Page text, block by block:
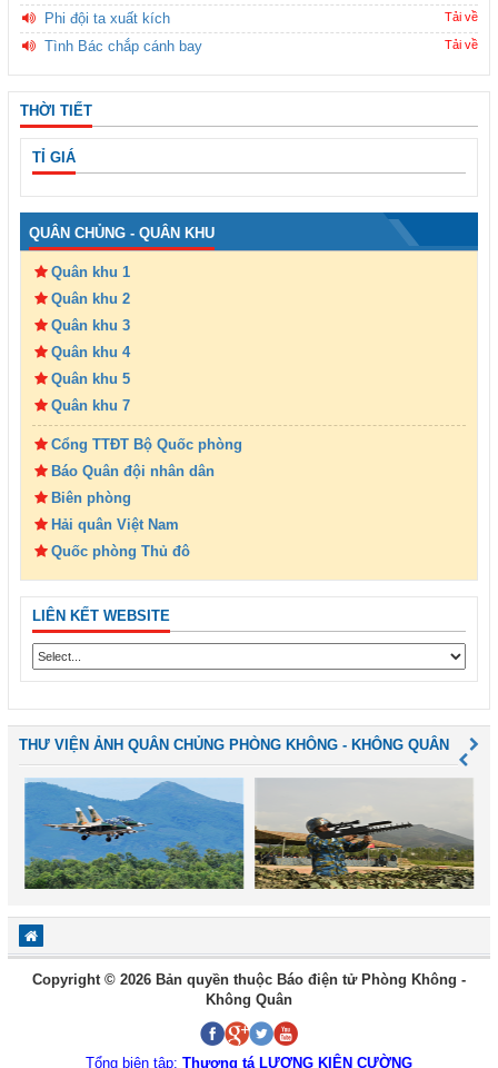
Phi đội ta xuất kích Tải về
Tình Bác chắp cánh bay Tải về
THỜI TIẾT
TỈ GIÁ
QUÂN CHỦNG - QUÂN KHU
Quân khu 1
Quân khu 2
Quân khu 3
Quân khu 4
Quân khu 5
Quân khu 7
Cổng TTĐT Bộ Quốc phòng
Báo Quân đội nhân dân
Biên phòng
Hải quân Việt Nam
Quốc phòng Thủ đô
LIÊN KẾT WEBSITE
THƯ VIỆN ẢNH QUÂN CHỦNG PHÒNG KHÔNG - KHÔNG QUÂN
Copyright © 2026 Bản quyền thuộc Báo điện tử Phòng Không -
Không Quân
Tổng biên tập: Thượng tá LƯƠNG KIÊN CƯỜNG